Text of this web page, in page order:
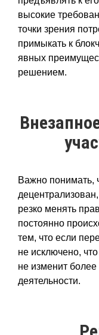
высокие
точки зрения
примыкать к
явных
решением.
Важно понимать,
резко менять
постоянно
тем, что если
не исключено,
не изменит
деятельности.